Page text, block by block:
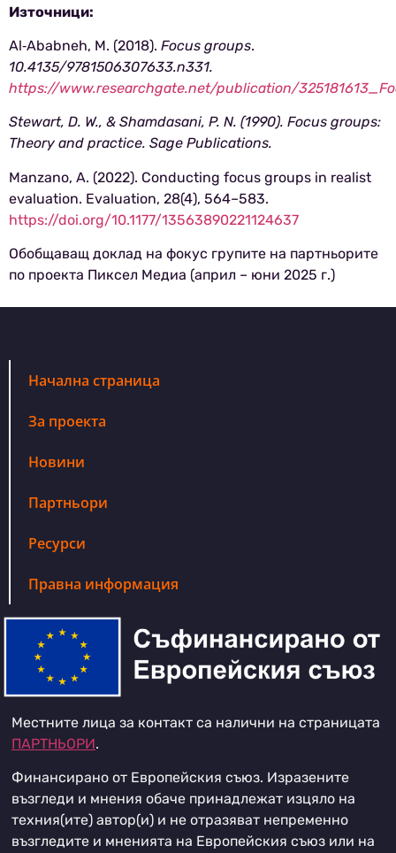
Източници:
Al‑Ababneh, M. (2018). Focus groups.
10.4135/9781506307633.n331.
https://www.researchgate.net/publication/
Stewart, D. W., & Shamdasani, P. N. (1990). Focus groups:
Theory and practice. Sage Publications.
Manzano, A. (2022). Conducting focus groups in realist
evaluation. Evaluation, 28(4), 564–583.
https://doi.org/10.1177/13563890221124637
Обобщаващ доклад на фокус групите на партньорите
по проекта Пиксел Медиа (април – юни 2025 г.)
Начална страница
За проекта
Новини
Партньори
Ресурси
Правна информация
Местните лица за контакт са налични на страницата
ПАРТНЬОРИ.
Финансирано от Европейския съюз. Изразените
възгледи и мнения обаче принадлежат изцяло на
техния(ите) автор(и) и не отразяват непременно
възгледите и мненията на Европейския съюз или на